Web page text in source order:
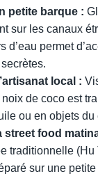
petite barque :
sur les canaux
d’eau permet
local :
de coco est
ou en objets du
street food
traditionnelle (Hu
sur une